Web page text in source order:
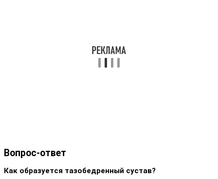
Вопрос-ответ
Как образуется тазобедренный сустав?